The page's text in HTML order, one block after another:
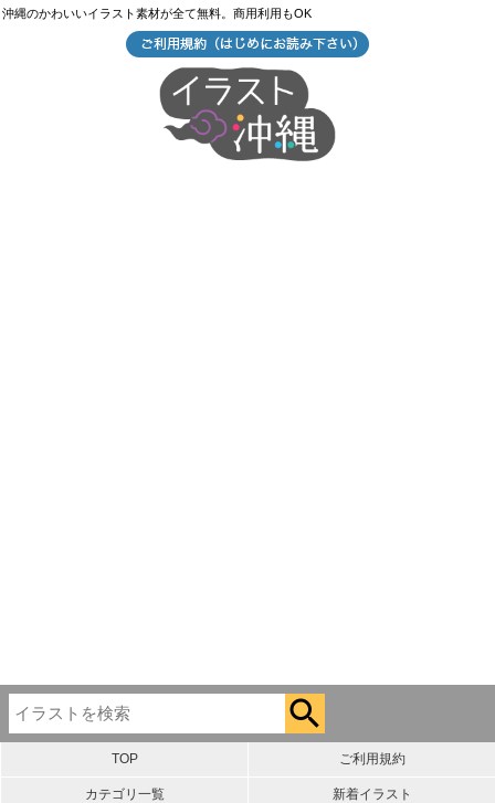
沖縄のかわいいイラスト素材が全て無料。商用利用もOK
TOP ご利用規約
カテゴリ一覧 新着イラスト